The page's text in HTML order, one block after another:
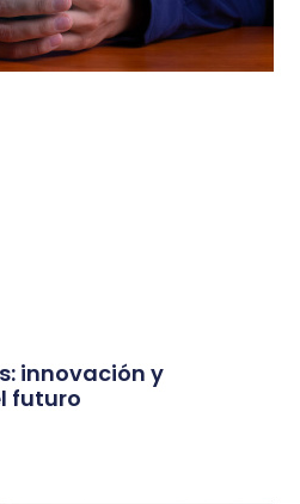
innovación y
futuro